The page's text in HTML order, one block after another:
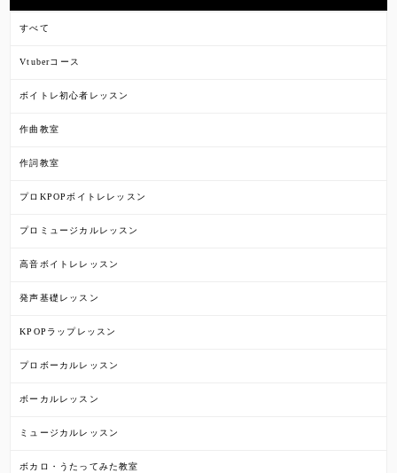
すべて
Vtuberコース
ボイトレ初心者レッスン
作曲教室
作詞教室
プロKPOPボイトレレッスン
プロミュージカルレッスン
高音ボイトレレッスン
発声基礎レッスン
KPOPラップレッスン
プロボーカルレッスン
ボーカルレッスン
ミュージカルレッスン
ボカロ・うたってみた教室